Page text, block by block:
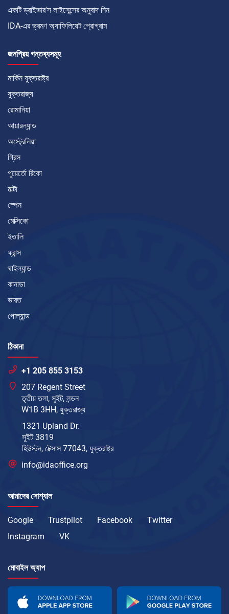
একটি ড্রাইভার'স লাইসেন্সের অনুবাদ নিন
IDA-এর ভ্রমণ অ্যাফিলিয়েট প্রোগ্রাম
জনপ্রিয় গন্তব্যসমূহ
মার্কিন যুক্তরাষ্ট্র
যুক্তরাজ্য
রোমানিয়া
আয়ারল্যান্ড
অস্ট্রেলিয়া
গ্রিস
পুয়ের্তো রিকো
মাল্টা
স্পেন
মেক্সিকো
ইতালি
ফ্রান্স
থাইল্যান্ড
কানাডা
ভারত
পোল্যান্ড
ঠিকানা
+1 205 855 3153
207 Regent Street
তৃতীয় তলা, সুইট, লন্ডন
W1B 3HH, যুক্তরাজ্য
1321 Upland Dr.
সুইট 3819
হিউস্টন, টেক্সাস 77043, যুক্তরাষ্ট্র
info@idaoffice.org
আমাদের সোশ্যাল
Google Trustpilot Facebook
Twitter
Instagram
VK
মোবাইল অ্যাপ